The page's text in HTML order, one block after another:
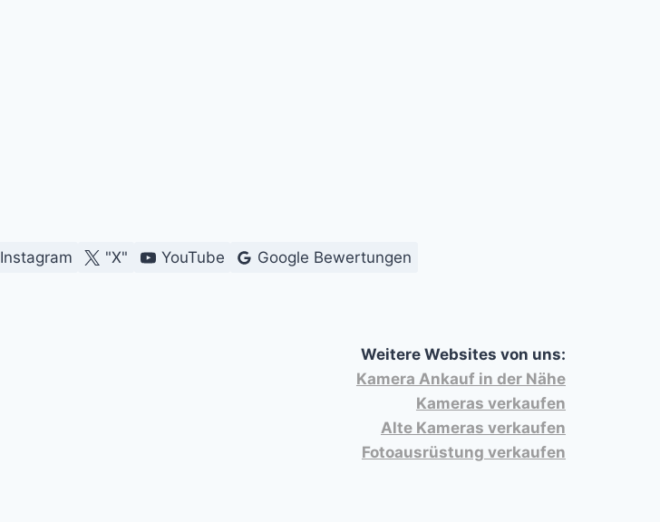
Instagram "X" YouTube Google Bewertungen
Weitere Websites von uns:
Kamera Ankauf in der Nähe
Kameras verkaufen
Alte Kameras verkaufen
Fotoausrüstung verkaufen